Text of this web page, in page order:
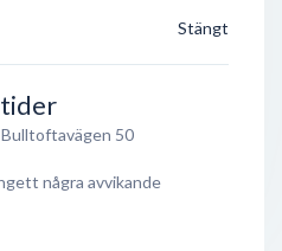
Stängt
50
några avvikande